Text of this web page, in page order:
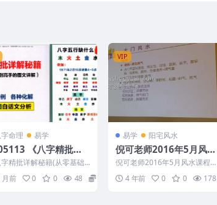
命理 易学
《八字精批详
籍(从零基础到高手
文详解）193页–彩
线
字精批详解秘籍(从零基础
手的图文详解）193页–彩
月前 0 0 48
VIP
易学 阳宅风水
倪可老师2016年5月风水
课程视频
倪可老师2016年5月风水课程视
频 编号：2906B006
4 年前 0 0 178